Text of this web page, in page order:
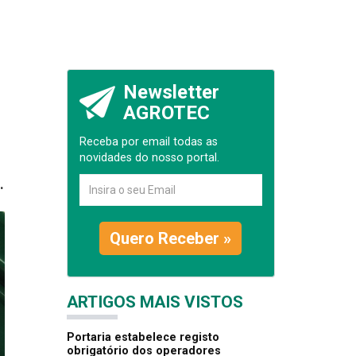
Newsletter
AGROTEC
Receba por email todas as
novidades do nosso portal.
Quero Receber »
ARTIGOS MAIS VISTOS
Portaria estabelece registo
obrigatório dos operadores